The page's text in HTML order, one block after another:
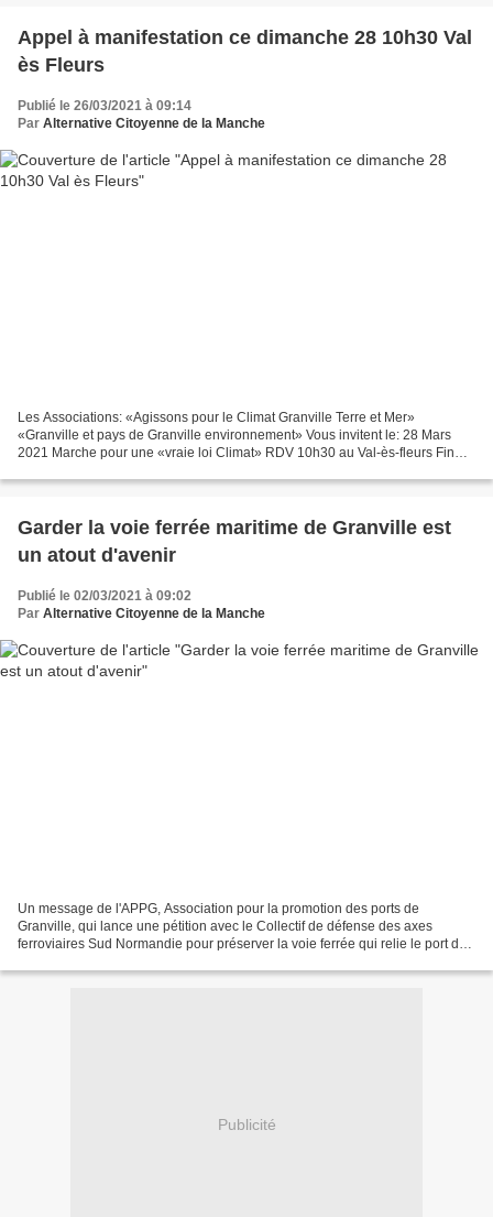
Appel à manifestation ce dimanche 28 10h30 Val
ès Fleurs
Publié le 26/03/2021 à 09:14
Par Alternative Citoyenne de la Manche
Les Associations: «Agissons pour le Climat Granville Terre et Mer»
«Granville et pays de Granville environnement» Vous invitent le: 28 Mars
2021 Marche pour une «vraie loi Climat» RDV 10h30 au Val-ès-fleurs Fin
Garder la voie ferrée maritime de Granville est
un atout d'avenir
Publié le 02/03/2021 à 09:02
Par Alternative Citoyenne de la Manche
Un message de l'APPG, Association pour la promotion des ports de
Granville, qui lance une pétition avec le Collectif de défense des axes
ferroviaires Sud Normandie pour préserver la voie ferrée qui relie le port de
Publicité